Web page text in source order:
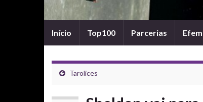
Início Top100 Parcerias
Tarolices